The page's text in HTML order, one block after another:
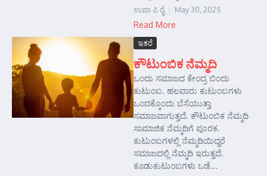
ಉಷಾ ಪಿ ರೈ May 30, 2025
Read More
ಇತರೆ
ಕೌಟುಂಬಿಕ ನೆಮ್ಮದಿ
ಒಂದು ಸಮಾಜದ ಕೇಂದ್ರ ಬಿಂದು
ಕುಟುಂಬ. ಹಲವಾರು ಕುಟುಂಬಗಳು
ಒಂದಕ್ಕೊಂದು ಬೆಸೆಯುತ್ತಾ
ಸಮಾಜವಾಗುತ್ತದೆ. ಕೌಟುಂಬಿಕ ನೆಮ್ಮದಿ
ಸಾಮಾಜಿಕ ನೆಮ್ಮದಿಗೆ ಪೂರಕ.
ಕುಟುಂಬಗಳಲ್ಲಿ ನೆಮ್ಮದಿಯಿದ್ದರೆ
ಸಮಾಜದಲ್ಲಿ ನೆಮ್ಮದಿ ಇರುತ್ತದೆ.
ಕೂಡುಕುಟುಂಬಗಳು ಒಡೆ...